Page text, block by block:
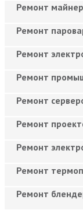
Ремонт
Ремонт
Ремонт
Ремонт
Ремонт
Ремонт
Ремонт
Ремонт
Ремонт